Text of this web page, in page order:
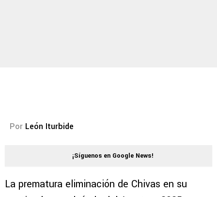
Por León Iturbide
¡Síguenos en Google News!
La prematura eliminación de Chivas en su